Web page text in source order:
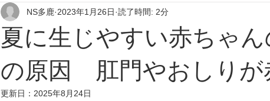
夏に生じやすい赤ちゃ
の原因 肛門やおしりが
NS多鹿 2023年1月26日 読了時間: 2分
更新日： 2025年8月24日